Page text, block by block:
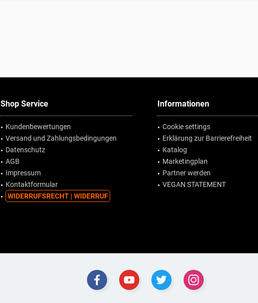
Shop Service
Kundenbewertungen
Versand und Zahlungsbedingungen
Datenschutz
AGB
Impressum
Kontaktformular
WIDERRUFSRECHT | WIDERRUF
Informationen
Cookie settings
Erklärung zur Barrierefreiheit
Katalog
Marketingplan
Partner werden
VEGAN STATEMENT